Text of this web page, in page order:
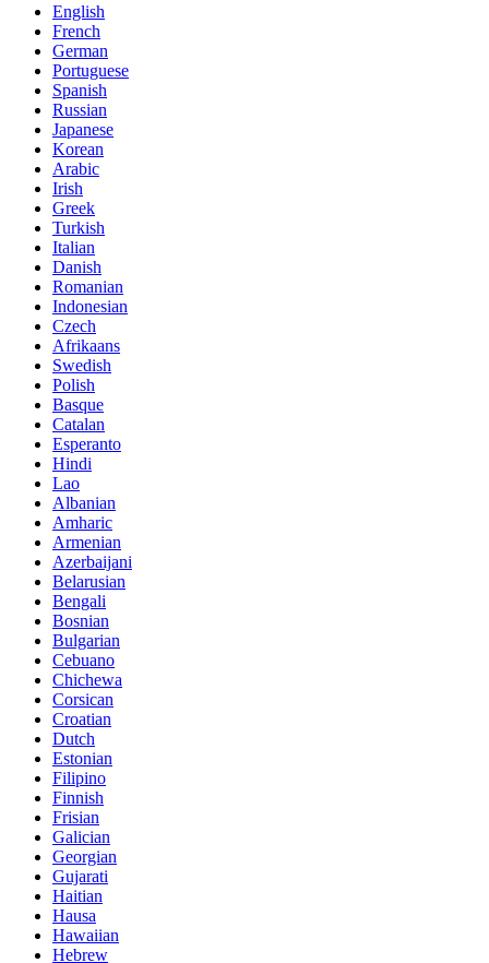
English
French
German
Portuguese
Spanish
Russian
Japanese
Korean
Arabic
Irish
Greek
Turkish
Italian
Danish
Romanian
Indonesian
Czech
Afrikaans
Swedish
Polish
Basque
Catalan
Esperanto
Hindi
Lao
Albanian
Amharic
Armenian
Azerbaijani
Belarusian
Bengali
Bosnian
Bulgarian
Cebuano
Chichewa
Corsican
Croatian
Dutch
Estonian
Filipino
Finnish
Frisian
Galician
Georgian
Gujarati
Haitian
Hausa
Hawaiian
Hebrew